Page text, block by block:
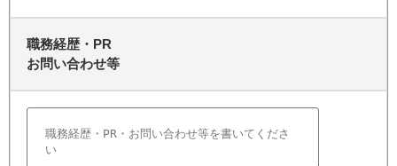
職務経歴・PR
お問い合わせ等